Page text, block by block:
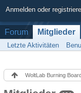
Anmelden oder
Forum Mitglieder
Letzte Aktivitäten
WoltLab Burning